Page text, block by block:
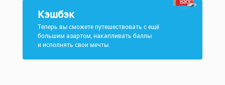
Кэшбэк
Теперь вы сможете путешествовать с ещё
большим азартом, накапливать баллы
и исполнять свои мечты.